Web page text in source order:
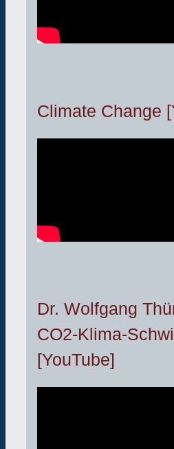
Climate Change
Dr. Wolfgang
CO2-Klima-
[YouTube]